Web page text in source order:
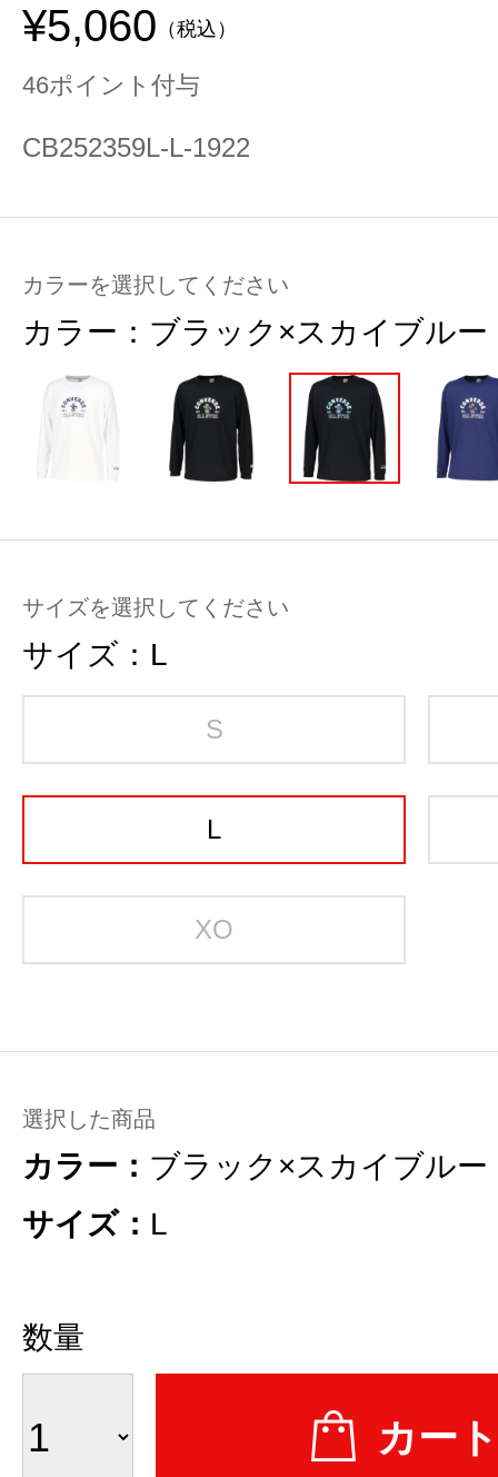
¥5,060 （税込）
46ポイント付与
CB252359L-L-1922
カラーを選択してください
カラー： ブラック×スカイブルー
サイズを選択してください
サイズ： L
S
L
XO
選択した商品
カラー： ブラック×スカイブルー
サイズ： L
数量